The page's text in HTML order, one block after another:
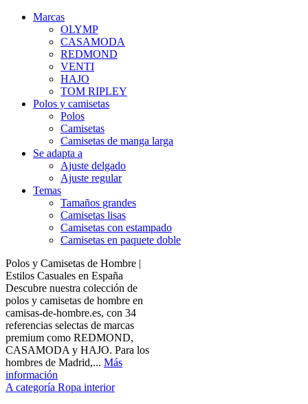
Marcas
OLYMP
CASAMODA
REDMOND
VENTI
HAJO
TOM RIPLEY
Polos y camisetas
Polos
Camisetas
Camisetas de manga larga
Se adapta a
Ajuste delgado
Ajuste regular
Temas
Tamaños grandes
Camisetas lisas
Camisetas con estampado
Camisetas en paquete doble
Polos y Camisetas de Hombre |
Estilos Casuales en España
Descubre nuestra colección de
polos y camisetas de hombre en
camisas-de-hombre.es, con 34
referencias selectas de marcas
premium como REDMOND,
CASAMODA y HAJO. Para los
hombres de Madrid,... Más
información
A categoría Ropa interior